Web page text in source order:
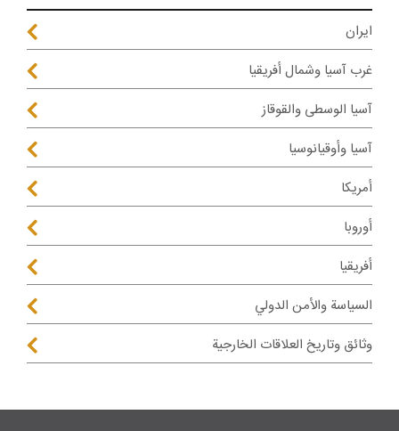
ايران
غرب آسيا وشمال أفريقيا
آسيا الوسطى والقوقاز
آسيا وأوقيانوسيا
أمريكا
أوروبا
أفريقيا
السياسة والأمن الدولي
وثائق وتاريخ العلاقات الخارجية